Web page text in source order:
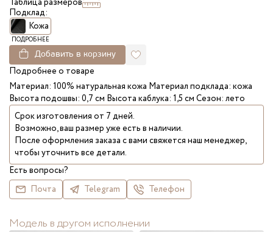
Таблица размеров
Подклад:
Кожа
ПОДРОБНЕЕ
Добавить в корзину
Подробнее о товаре
Материал: 100% натуральная кожа Материал подклада: кожа
Высота подошвы: 0,7 см Высота каблука: 1,5 см Сезон: лето
Срок изготовления от 7 дней.
Возможно, ваш размер уже есть в наличии.
После оформления заказа с вами свяжется наш менеджер,
чтобы уточнить все детали.
Есть вопросы?
Почта
Telegram Телефон
Модель в другом исполнении